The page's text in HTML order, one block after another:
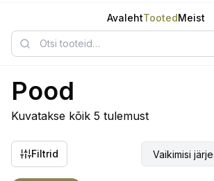
AvalehtTootedMeist
Pood
Kuvatakse kõik 5 tulemust
Filtrid